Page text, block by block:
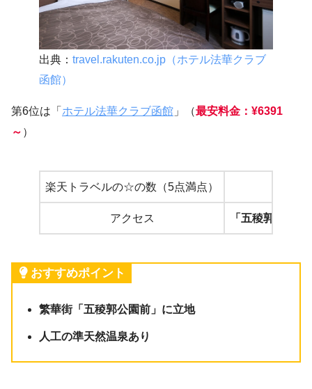
出典： travel.rakuten.co.jp（ホテル法華クラブ
函館）
第6位は「 ホテル法華クラブ函館 」（最安料金：¥6391
～ ）
楽天トラベルの☆の数（5点満点）
アクセス 「五稜郭公園
おすすめポイント
繁華街「五稜郭公園前」に立地
人工の準天然温泉あり